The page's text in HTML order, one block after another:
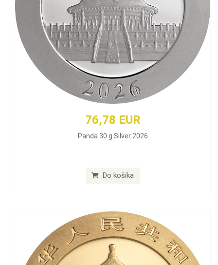
76,78 EUR
Panda 30 g Silver 2026
Do košíka